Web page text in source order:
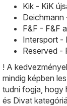
Kik - KiK
F&F - F&F
Intersport -
Reserved -
! A
mindig képben
tudni fogja, hogy
és Divat